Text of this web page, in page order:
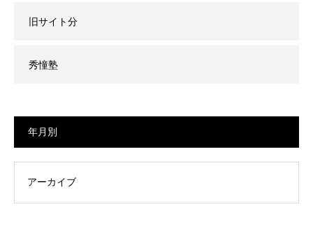
旧サイト分
秀憧塾
年月別